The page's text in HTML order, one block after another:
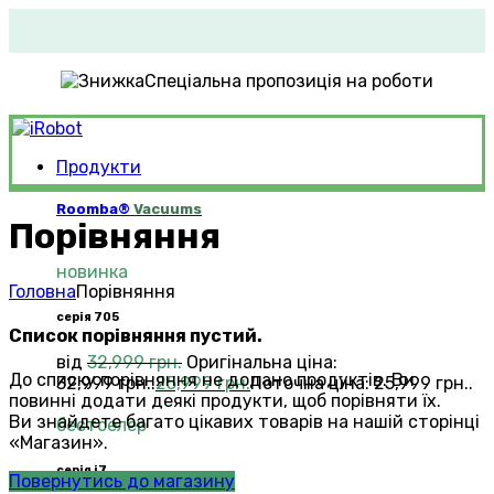
Спеціальна пропозиція на роботи
Продукти
Roomba® Vacuums
новинка
серія 705
від 32,999грн. Оригінальна ціна:
32,999 грн..25,999грн.Поточна ціна: 25,999 грн..
бестселер
серія i7
Порівняння
ГоловнаПорівняння
Список порівняння пустий.
До списку порівняння не додано продуктів. Ви
повинні додати деякі продукти, щоб порівняти їх.
Ви знайдете багато цікавих товарів на нашій сторінці
«Магазин».
Повернутись до магазину